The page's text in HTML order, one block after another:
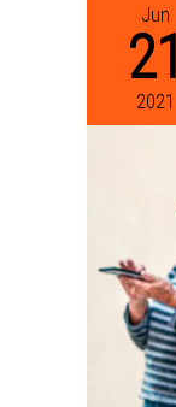
Jun
21
2021